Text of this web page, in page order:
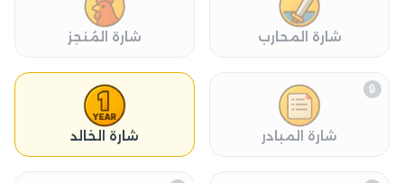
شارة المحارب شارة المُنجز
شارة المبادر
🔒
شارة الخالد